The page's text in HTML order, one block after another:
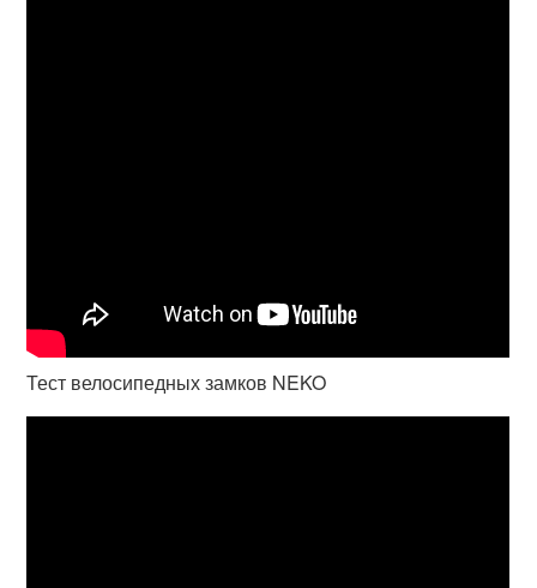
Тест велосипедных замков NEKO